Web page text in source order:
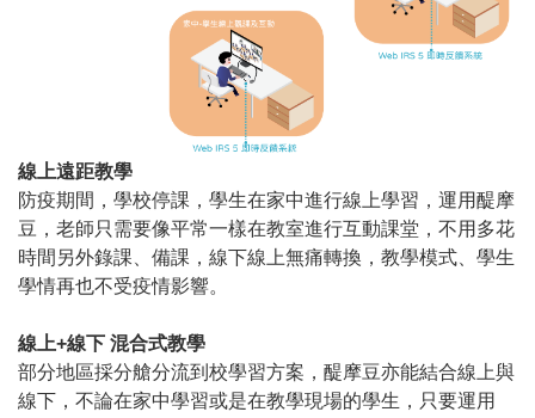
線上遠距教學
防疫期間，學校停課，學生在家中進行線上學習，運用醍摩
豆，老師只需要像平常一樣在教室進行互動課堂，不用多花
時間另外錄課、備課，線下線上無痛轉換，教學模式、學生
學情再也不受疫情影響。
線上+線下 混合式教學
部分地區採分艙分流到校學習方案，醍摩豆亦能結合線上與
線下，不論在家中學習或是在教學現場的學生，只要運用